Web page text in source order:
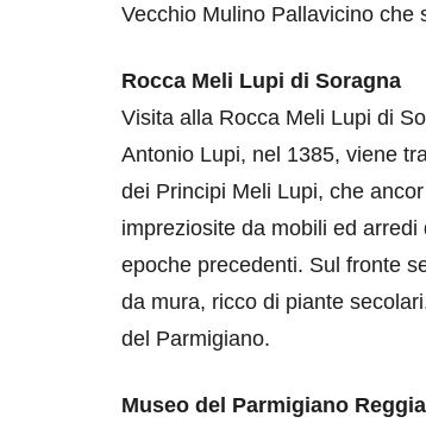
Vecchio Mulino Pallavicino che
Rocca Meli Lupi di Soragna
Visita alla Rocca Meli Lupi di
Antonio Lupi, nel 1385, viene
dei Principi Meli Lupi, che
impreziosite da mobili ed
epoche precedenti. Sul fronte
da mura, ricco di piante
del Parmigiano.
Museo del Parmigiano
di 4 ore